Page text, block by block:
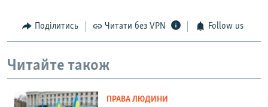
Поділитись Читати без VPN Follow us
Читайте також
ПРАВА ЛЮДИНИ